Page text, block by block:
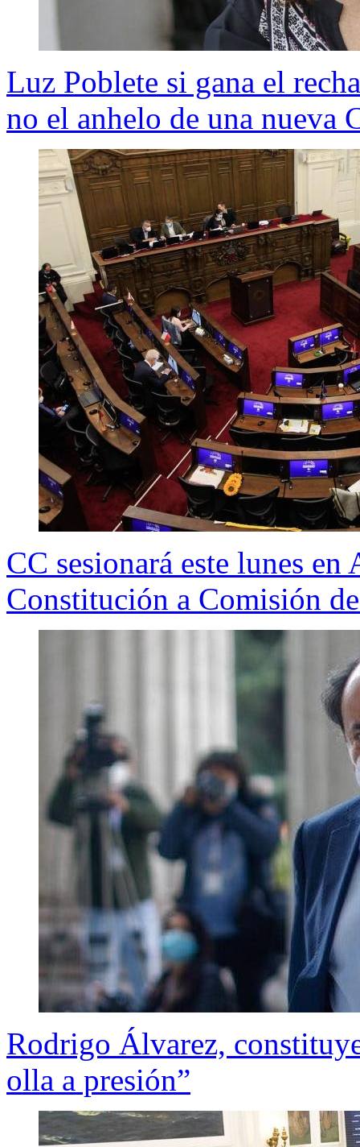
Luz Poblete si gana el
no el anhelo de una nueva
CC sesionará este lunes
Constitución a Comisión
Rodrigo Álvarez,
olla a presión”